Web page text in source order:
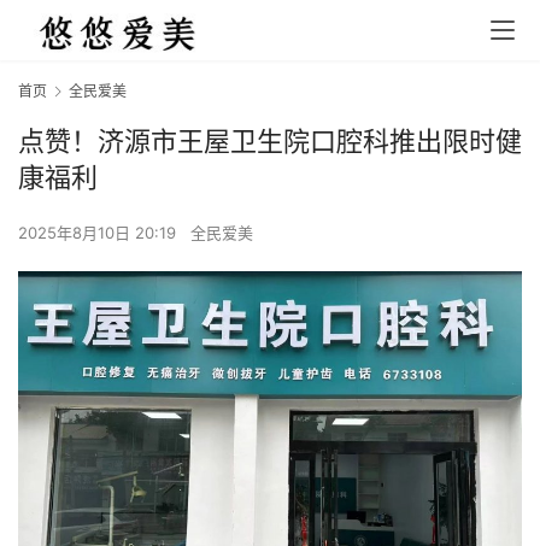
首页 全民爱美
点赞！济源市王屋卫生院口腔科推出限时健
康福利
2025年8月10日 20:19 全民爱美